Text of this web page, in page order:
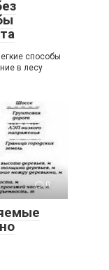
способы
в лесу
0